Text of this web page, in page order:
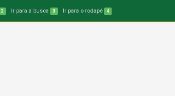
2 Ir para a busca 3 Ir para o rodapé 4